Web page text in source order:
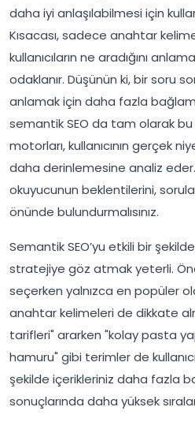
daha iyi anlaşılabilmesi için
Kısacası, sadece anahtar
kullanıcıların ne aradığını
odaklanır. Düşünün ki, bir soru
anlamak için daha fazla
semantik SEO da tam olarak bu
motorları, kullanıcının gerçek
daha derinlemesine analiz
okuyucunun beklentilerini,
önünde bulundurmalısınız.
Semantik SEO’yu etkili bir
stratejiye göz atmak yeterli.
seçerken yalnızca en popüler
anahtar kelimeleri de dikkate
tarifleri" ararken "kolay pasta
hamuru" gibi terimler de
şekilde içerikleriniz daha fazla
sonuçlarında daha yüksek